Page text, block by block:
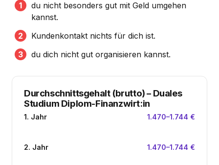
du nicht besonders gut mit Geld umgehen
kannst.
Kundenkontakt nichts für dich ist.
du dich nicht gut organisieren kannst.
Durchschnittsgehalt (brutto)– Duales
Studium Diplom-Finanzwirt:in
1. Jahr 1.470–1.744 €
2. Jahr 1.470–1.744 €